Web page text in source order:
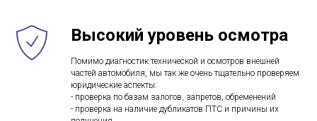
Высокий уровень осмотра
Помимо диагностик технической и осмотров внешней
частей автомобиля, мы так же очень тщательно проверяем
юридические аспекты:
- проверка по базам залогов, запретов, обременений
- проверка на наличие дубликатов ПТС и причины их